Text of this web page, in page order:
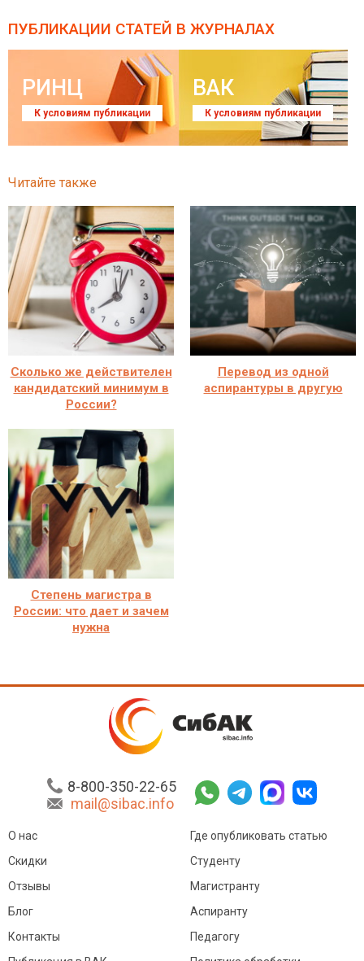
ПУБЛИКАЦИИ СТАТЕЙ В ЖУРНАЛАХ
РИНЦ
К условиям публикации
ВАК
К условиям публикации
Читайте также
Сколько же действителен
кандидатский минимум в
России?
Перевод из одной
аспирантуры в другую
Степень магистра в
России: что дает и зачем
нужна
8-800-350-22-65
mail@sibac.info
О нас
Скидки
Отзывы
Блог
Контакты
Где опубликовать статью
Студенту
Магистранту
Аспиранту
Педагогу